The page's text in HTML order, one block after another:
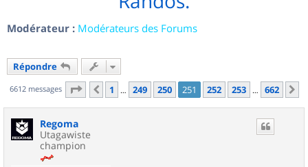
Modérateur : Modérateurs des Forums
Répondre
6612 messages Page 251 sur662
Précédent
1 … 249 250 251 252 253 … 662
Regoma
Utagawiste
champion